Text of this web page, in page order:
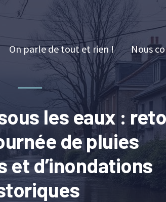
On parle de tout et rien ! Nous
les eaux :
de pluies
et d’inondations